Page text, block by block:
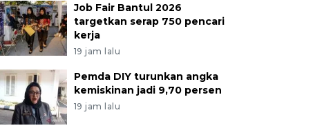
Job Fair Bantul 2026
targetkan serap 750 pencari
kerja
19 jam lalu
Pemda DIY turunkan angka
kemiskinan jadi 9,70 persen
19 jam lalu